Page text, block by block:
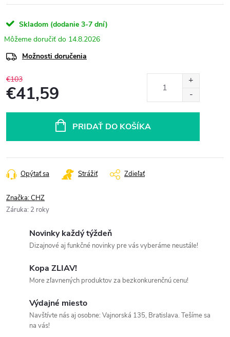
Skladom (dodanie 3-7 dní)
14.8.2026
Možnosti doručenia
€103
€41,59
PRIDAŤ DO KOŠÍKA
Opýtať sa Strážiť Zdieľať
Značka:CHZ
Záruka: 2 roky
Novinky každý týždeň
Dizajnové aj funkčné novinky pre vás vyberáme neustále!
Kopa ZLIAV!
More zľavnených produktov za bezkonkurenčnú cenu!
Výdajné miesto
Navštívte nás aj osobne: Vajnorská 135, Bratislava. Tešíme sa
na vás!